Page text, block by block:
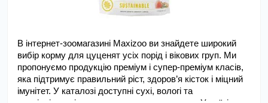
В інтернет‑зоомагазині Maxizoo ви знайдете широкий
вибір корму для цуценят усіх порід і вікових груп. Ми
пропонуємо продукцію преміум і супер‑преміум класів,
яка підтримує правильний ріст, здоров’я кісток і міцний
імунітет. У каталозі доступні сухі, вологі та